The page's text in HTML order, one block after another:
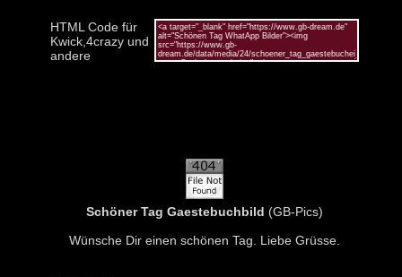
HTML Code für
Kwick,4crazy und
andere
Schöner Tag Gaestebuchbild (GB-Pics)
Wünsche Dir einen schönen Tag. Liebe Grüsse.